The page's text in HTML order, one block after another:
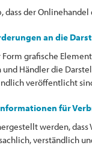
dass der
an die
grafische
und Händler die
veröffentlicht
für
werden,
verständlich